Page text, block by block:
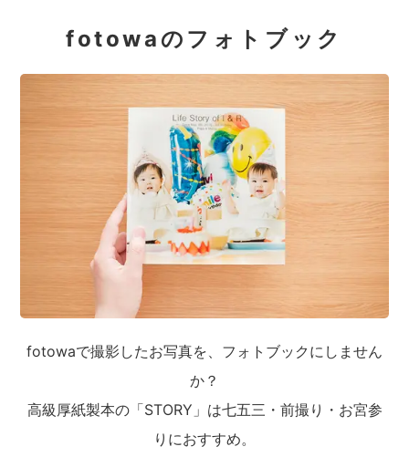
fotowaのフォトブック
fotowaで撮影したお写真を、フォトブックにしません
か？
高級厚紙製本の「STORY」は七五三・前撮り・お宮参
りにおすすめ。